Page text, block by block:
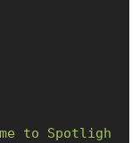
to Spotligh